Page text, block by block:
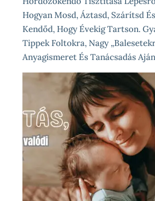
Hogyan Mosd, Áztasd, Szárítsd
Kendőd, Hogy Évekig Tartson.
Tippek Foltokra, Nagy
Anyagismeret És Tanácsadás